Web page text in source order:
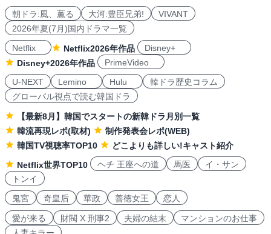
朝ドラ:風、薫る 大河:豊臣兄弟!
VIVANT
2026年夏(7月)国内ドラマ一覧
Netflix
Netflix2026年作品
Disney+
Disney+2026年作品
PrimeVideo
U-NEXT
Lemino Hulu
韓ドラ歴史コラム
グローバル視点で読む韓国ドラ
【最新8月】韓国でスタートの新韓ドラ月別一覧
韓流再現レポ(取材)
制作発表会レポ(WEB)
韓国TV視聴率TOP10
どこよりも詳しい!キャスト紹介
Netflix世界TOP10
ヘチ 王座への道 馬医
イ・サン
トンイ
鬼宮
奇皇后 華政 善徳女王 恋人
愛が来る 財閥 X 刑事2 夫婦の結末
マンションのお仕事